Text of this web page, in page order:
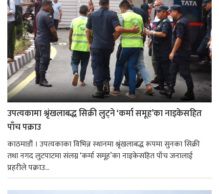
उपत्यकामा श्रृंखलाबद्ध सिक्री लुट्ने ‘कर्मा समूह’का नाइकेसहित
पाँच पक्राउ
काठमाडौं । उपत्यकाका विभिन्न स्थानमा श्रृंखलाबद्ध रूपमा सुनका सिक्री
तथा नगद लुटपाटमा संलग्न ‘कर्मा समूह’का नाइकेसहित पाँच जनालाई
प्रहरीले पक्राउ...